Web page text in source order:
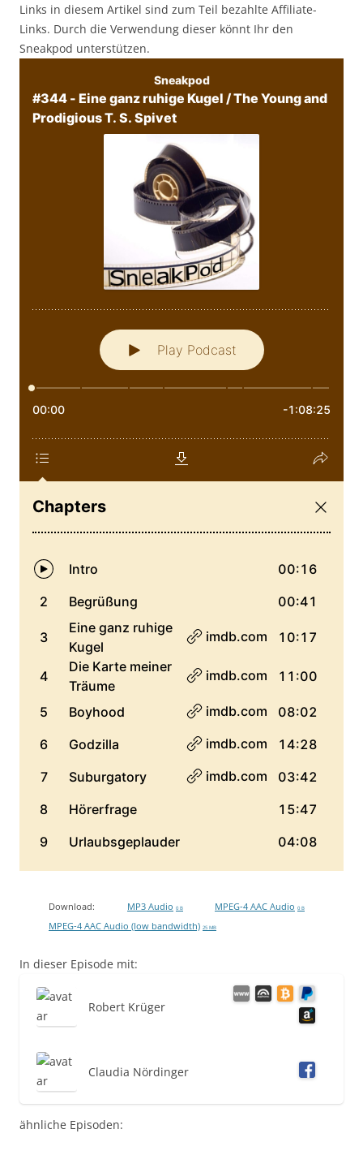
Links in diesem Artikel sind zum Teil bezahlte Affiliate-
Links. Durch die Verwendung dieser könnt Ihr den
Sneakpod unterstützen.
Download: MP3 Audio 0 B MPEG-4 AAC Audio 0 B
MPEG-4 AAC Audio (low bandwidth) 25 MB
In dieser Episode mit:
Robert Krüger
Claudia Nördinger
ähnliche Episoden: